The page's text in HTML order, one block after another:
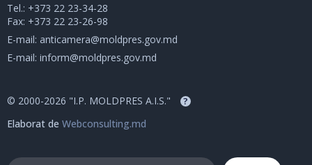
Tel.: +373 22 23-34-28
Fax: +373 22 23-26-98
E-mail: anticamera@moldpres.gov.md
E-mail: inform@moldpres.gov.md
© 2000-2026 "I.P. MOLDPRES A.I.S." ?
Elaborat de Webconsulting.md